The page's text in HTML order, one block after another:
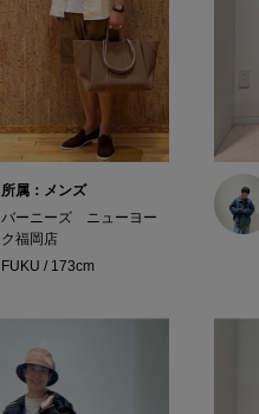
所属：メンズ
バーニーズ ニューヨー
ク福岡店
FUKU / 173cm